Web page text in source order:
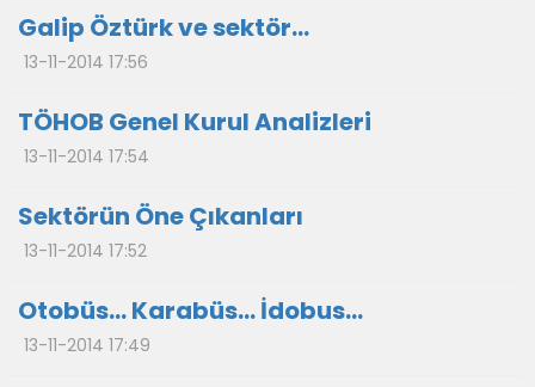
Galip Öztürk ve sektör…
13-11-2014 17:56
TÖHOB Genel Kurul Analizleri
13-11-2014 17:54
Sektörün Öne Çıkanları
13-11-2014 17:52
Otobüs… Karabüs… İdobus…
13-11-2014 17:49